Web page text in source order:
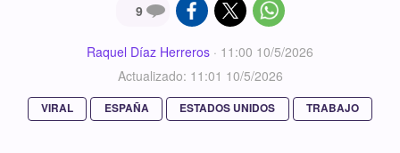
9
Raquel Díaz Herreros · 11:00 10/5/2026
Actualizado: 11:01 10/5/2026
VIRAL ESPAÑA ESTADOS UNIDOS TRABAJO